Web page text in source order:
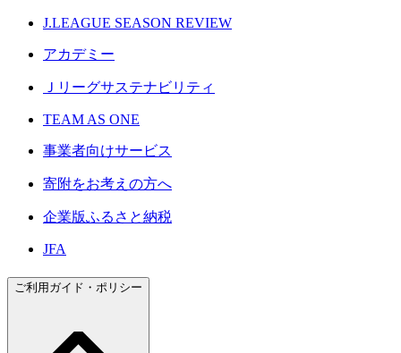
J.LEAGUE SEASON REVIEW
アカデミー
Ｊリーグサステナビリティ
TEAM AS ONE
事業者向けサービス
寄附をお考えの方へ
企業版ふるさと納税
JFA
ご利用ガイド・ポリシー